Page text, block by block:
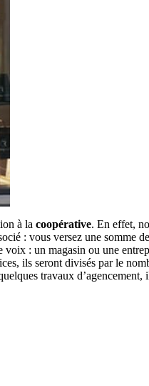
à la coopérative. En effet,
: vous versez une somme
: un magasin ou une
ils seront divisés par le
travaux